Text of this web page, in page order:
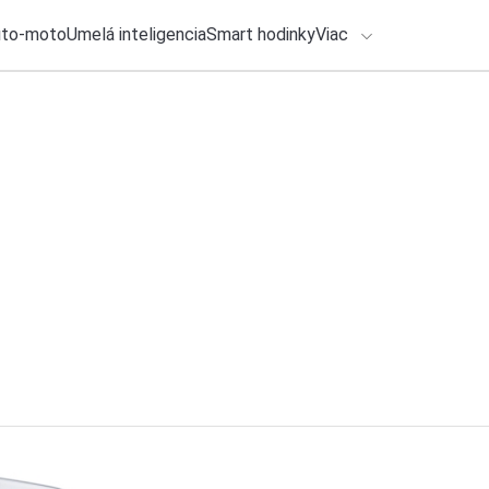
motoUmelá inteligenciaSmart hodinkyViac